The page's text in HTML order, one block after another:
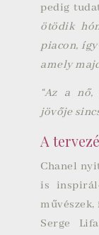
pedig
ötödik
piacon,
amely
“Az a
jövője
A
Chanel
is
Serge